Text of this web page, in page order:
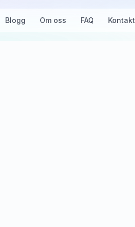
Blogg Om oss FAQ Kontakt